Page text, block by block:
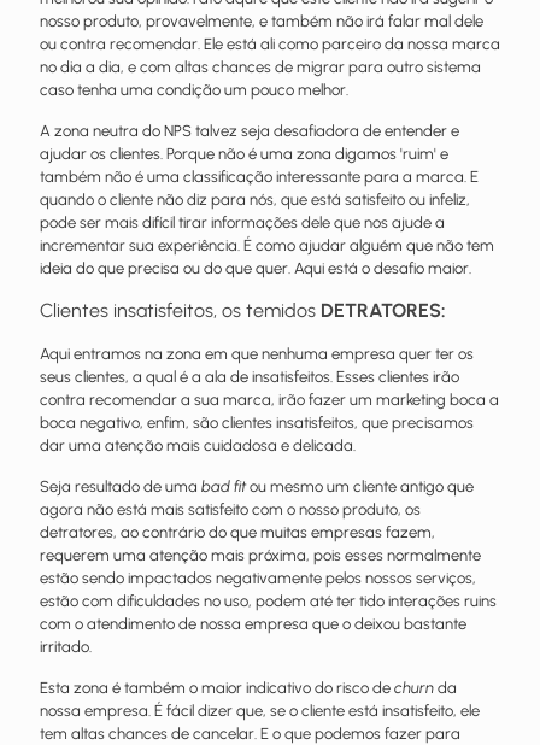
nosso produto, provavelmente, e também não irá falar mal dele
ou contra recomendar. Ele está ali como parceiro da nossa marca
no dia a dia, e com altas chances de migrar para outro sistema
caso tenha uma condição um pouco melhor.
A zona neutra do NPS talvez seja desafiadora de entender e
ajudar os clientes. Porque não é uma zona digamos 'ruim' e
também não é uma classificação interessante para a marca. E
quando o cliente não diz para nós, que está satisfeito ou infeliz,
pode ser mais difícil tirar informações dele que nos ajude a
incrementar sua experiência. É como ajudar alguém que não tem
ideia do que precisa ou do que quer. Aqui está o desafio maior.
Clientes insatisfeitos, os temidos DETRATORES:
Aqui entramos na zona em que nenhuma empresa quer ter os
seus clientes, a qual é a ala de insatisfeitos. Esses clientes irão
contra recomendar a sua marca, irão fazer um marketing boca a
boca negativo, enfim, são clientes insatisfeitos, que precisamos
dar uma atenção mais cuidadosa e delicada.
Seja resultado de uma bad fitou mesmo um cliente antigo que
agora não está mais satisfeito com o nosso produto, os
detratores, ao contrário do que muitas empresas fazem,
requerem uma atenção mais próxima, pois esses normalmente
estão sendo impactados negativamente pelos nossos serviços,
estão com dificuldades no uso, podem até ter tido interações ruins
com o atendimento de nossa empresa que o deixou bastante
irritado.
Esta zona é também o maior indicativo do risco de churn da
nossa empresa. É fácil dizer que, se o cliente está insatisfeito, ele
tem altas chances de cancelar. E o que podemos fazer para